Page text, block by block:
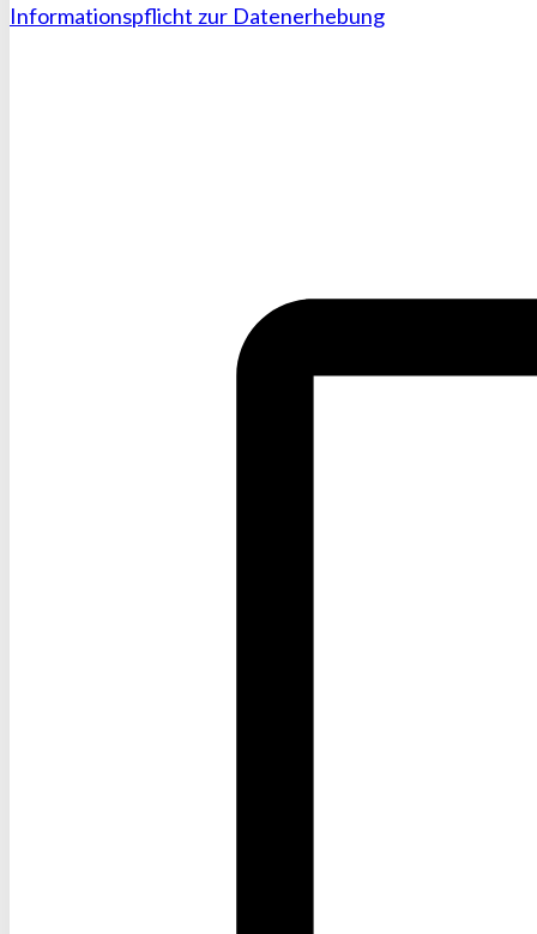
Informationspflicht zur Datenerhebung